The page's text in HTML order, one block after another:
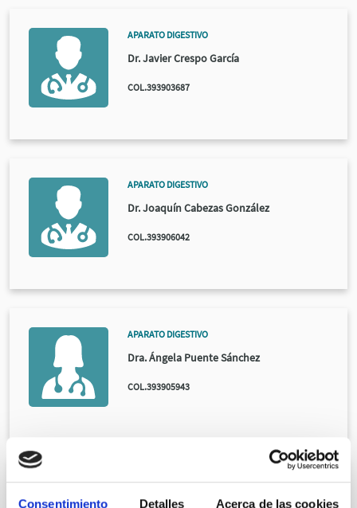
Consentimiento Detalles Acerca de las cookies
APARATO DIGESTIVO
Dr. Javier Crespo García
COL.393903687
APARATO DIGESTIVO
Dr. Joaquín Cabezas González
COL.393906042
APARATO DIGESTIVO
Dra. Ángela Puente Sánchez
COL.393905943
APARATO DIGESTIVO